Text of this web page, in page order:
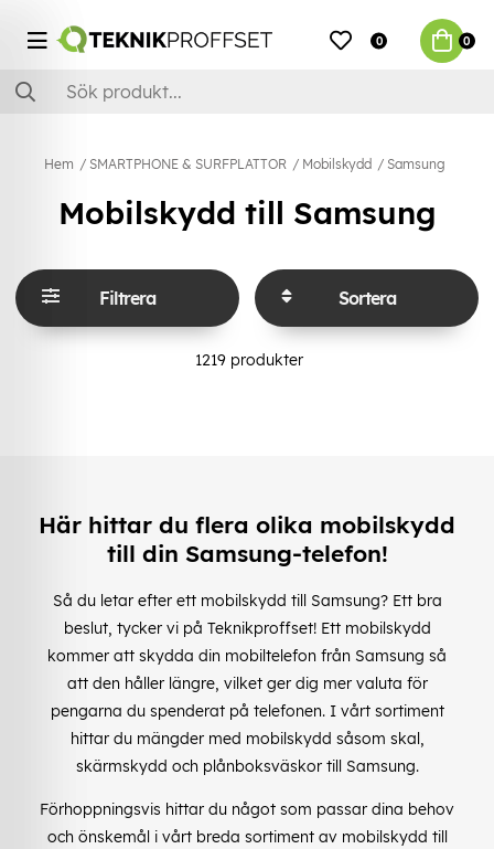
0 0
Hem SMARTPHONE & SURFPLATTOR Mobilskydd Samsung
Mobilskydd till Samsung
Filtrera Sortera
1219 produkter
Här hittar du flera olika mobilskydd
till din Samsung-telefon!
Så du letar efter ett mobilskydd till Samsung? Ett bra
beslut, tycker vi på Teknikproffset! Ett mobilskydd
kommer att skydda din mobiltelefon från Samsung så
att den håller längre, vilket ger dig mer valuta för
pengarna du spenderat på telefonen. I vårt sortiment
hittar du mängder med mobilskydd såsom skal,
skärmskydd och plånboksväskor till Samsung.
Förhoppningsvis hittar du något som passar dina behov
och önskemål i vårt breda sortiment av mobilskydd till